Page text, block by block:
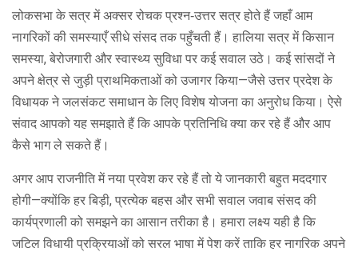
लोकसभा के सत्र में अक्सर रोचक प्रश्न‑उत्तर सत्र होते हैं जहाँ आम
नागरिकों की समस्याएँ सीधे संसद तक पहुँचती हैं। हालिया सत्र में किसान
समस्या, बेरोजगारी और स्वास्थ्य सुविधा पर कई सवाल उठे। कई सांसदों ने
अपने क्षेत्र से जुड़ी प्राथमिकताओं को उजागर किया—जैसे उत्तर प्रदेश के
विधायक ने जलसंकट समाधान के लिए विशेष योजना का अनुरोध किया। ऐसे
संवाद आपको यह समझाते हैं कि आपके प्रतिनिधि क्या कर रहे हैं और आप
कैसे भाग ले सकते हैं।
अगर आप राजनीति में नया प्रवेश कर रहे हैं तो ये जानकारी बहुत मददगार
होगी—क्योंकि हर बिड़ी, प्रत्येक बहस और सभी सवाल जवाब संसद की
कार्यप्रणाली को समझने का आसान तरीका है। हमारा लक्ष्य यही है कि
जटिल विधायी प्रक्रियाओं को सरल भाषा में पेश करें ताकि हर नागरिक अपने